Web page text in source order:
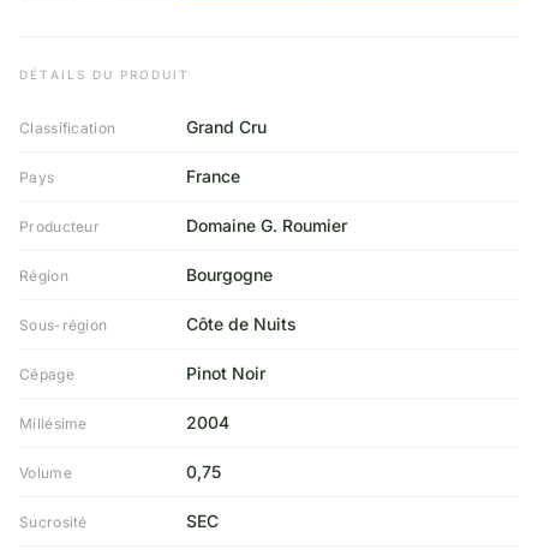
DÉTAILS DU PRODUIT
Classification Grand Cru
Pays France
Producteur Domaine G. Roumier
Région Bourgogne
Sous-région Côte de Nuits
Cépage Pinot Noir
Millésime 2004
Volume 0,75
Sucrosité SEC